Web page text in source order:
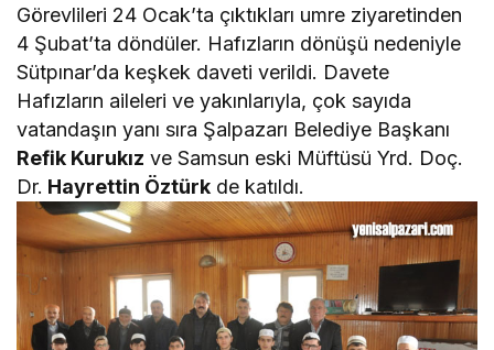
Görevlileri 24 Ocak’ta çıktıkları umre ziyaretinden
4 Şubat’ta döndüler. Hafızların dönüşü nedeniyle
Sütpınar’da keşkek daveti verildi. Davete
Hafızların aileleri ve yakınlarıyla, çok sayıda
vatandaşın yanı sıra Şalpazarı Belediye Başkanı
Refik Kurukız ve Samsun eski Müftüsü Yrd. Doç.
Dr. Hayrettin Öztürk de katıldı.